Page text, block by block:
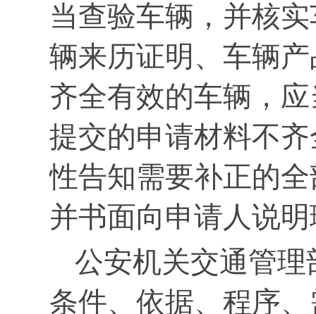
当查验车辆，并核
辆来历证明、车辆
齐全有效的车辆，
提交的申请材料不
性告知需要补正的
并书面向申请人说
公安机关交通管
条件、依据、程序